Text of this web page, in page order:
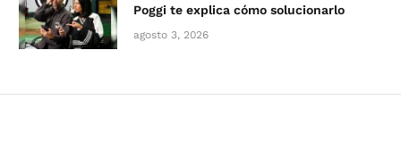
Poggi te explica cómo solucionarlo
agosto 3, 2026